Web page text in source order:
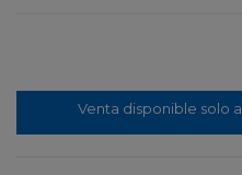
Venta disponible solo a